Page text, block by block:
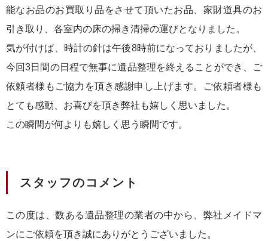
能なお品のお買取り品をさせて頂いたお品、家財道具のお
引き取り、各室内の床の掃き清掃の運びとなりました。
気が付けば、時計の針は午後8時前になっておりましたが、
今回3日間の日程で無事に遺品整理を終えることができ、ご
依頼者様もご協力を頂き感謝申し上げます。ご依頼者様も
とても感動、お喜びを頂き弊社も嬉しく思いました。
この瞬間が何よりも嬉しく思う瞬間です。
スタッフのコメント
この度は、数ある遺品整理の業者の中から、弊社メイドマ
ンにご依頼を頂き誠にありがとうございました。